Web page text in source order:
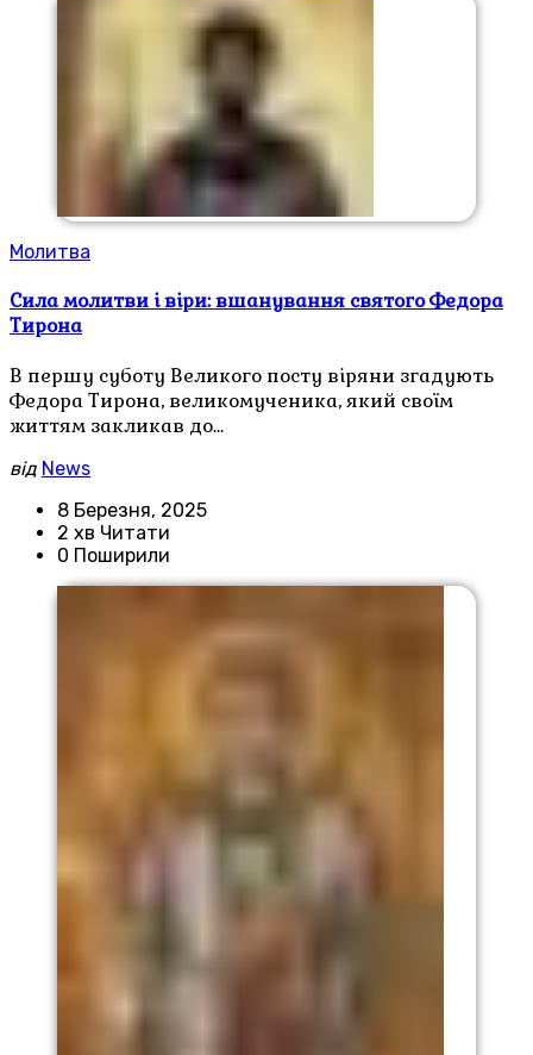
Молитва
Сила молитви і віри: вшанування святого Федора
Тирона
В першу суботу Великого посту віряни згадують
Федора Тирона, великомученика, який своїм
життям закликав до…
від News
8 Березня, 2025
2 хв Читати
0 Поширили